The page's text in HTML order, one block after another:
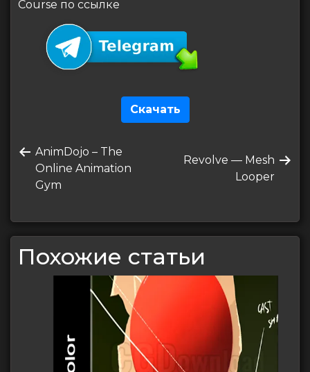
Course по ссылке
Скачать
по
записям
Предыдущая
запись
AnimDojo – The
Online Animation
Gym
Следующая
Revolve — Mesh
Looper
Похожие статьи